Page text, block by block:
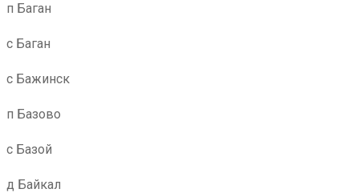
п Баган
с Баган
с Бажинск
п Базово
с Базой
д Байкал